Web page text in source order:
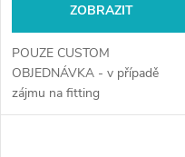
ZOBRAZIT
POUZE CUSTOM
OBJEDNÁVKA - v případě
zájmu na fitting
kontaktujte +420 720 029 634